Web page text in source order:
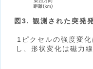
図3. 観測された突発
1ピクセルの強度変
し、形状変化は磁力